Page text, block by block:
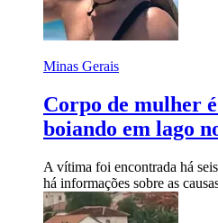
Minas Gerais
Corpo de mulher
boiando em lago
A vítima foi encontrada há
há informações sobre as